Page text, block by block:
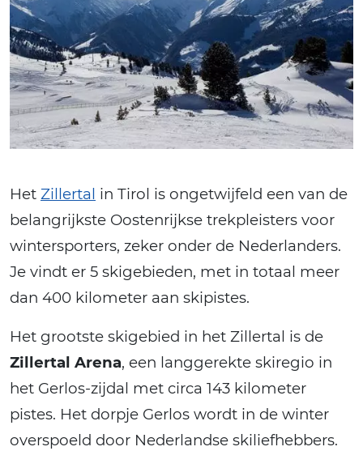
Het Zillertal in Tirol is ongetwijfeld een van de
belangrijkste Oostenrijkse trekpleisters voor
wintersporters, zeker onder de Nederlanders.
Je vindt er 5 skigebieden, met in totaal meer
dan 400 kilometer aan skipistes.
Het grootste skigebied in het Zillertal is de
Zillertal Arena, een langgerekte skiregio in
het Gerlos-zijdal met circa 143 kilometer
pistes. Het dorpje Gerlos wordt in de winter
overspoeld door Nederlandse skiliefhebbers.